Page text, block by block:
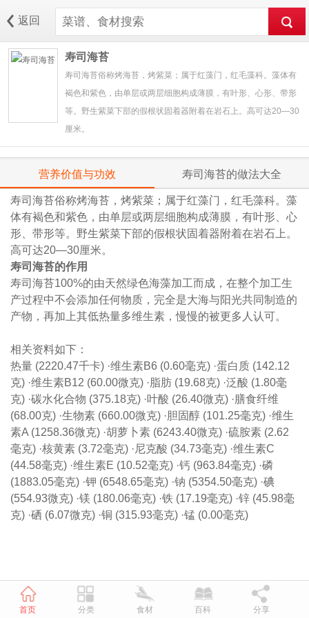
返回
寿司海苔
寿司海苔俗称烤海苔，烤紫菜；属于红藻门，红毛藻科。藻体有
褐色和紫色，由单层或两层细胞构成薄膜，有叶形、心形、带形
等。野生紫菜下部的假根状固着器附着在岩石上。高可达20—30
厘米。
营养价值与功效 寿司海苔的做法大全
寿司海苔俗称烤海苔，烤紫菜；属于红藻门，红毛藻科。藻
体有褐色和紫色，由单层或两层细胞构成薄膜，有叶形、心
形、带形等。野生紫菜下部的假根状固着器附着在岩石上。
高可达20—30厘米。
寿司海苔的作用
寿司海苔100%的由天然绿色海藻加工而成，在整个加工生
产过程中不会添加任何物质，完全是大海与阳光共同制造的
产物，再加上其低热量多维生素，慢慢的被更多人认可。
相关资料如下：
热量 (2220.47千卡) ·维生素B6 (0.60毫克) ·蛋白质 (142.12
克) ·维生素B12 (60.00微克) ·脂肪 (19.68克) ·泛酸 (1.80毫
克) ·碳水化合物 (375.18克) ·叶酸 (26.40微克) ·膳食纤维
(68.00克) ·生物素 (660.00微克) ·胆固醇 (101.25毫克) ·维生
素A (1258.36微克) ·胡萝卜素 (6243.40微克) ·硫胺素 (2.62
毫克) ·核黄素 (3.72毫克) ·尼克酸 (34.73毫克) ·维生素C
(44.58毫克) ·维生素E (10.52毫克) ·钙 (963.84毫克) ·磷
(1883.05毫克) ·钾 (6548.65毫克) ·钠 (5354.50毫克) ·碘
(554.93微克) ·镁 (180.06毫克) ·铁 (17.19毫克) ·锌 (45.98毫
克) ·硒 (6.07微克) ·铜 (315.93毫克) ·锰 (0.00毫克)
首页 分类 食材 百科 分享